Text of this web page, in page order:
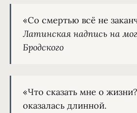
Латинская надпись на
Бродского
«Что сказать мне о
оказалась длинной.